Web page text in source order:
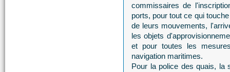
commissaires de
ports, pour tout ce qui
de leurs mouvements,
les objets
et pour toutes les
navigation maritimes.
Pour la police des quais, la